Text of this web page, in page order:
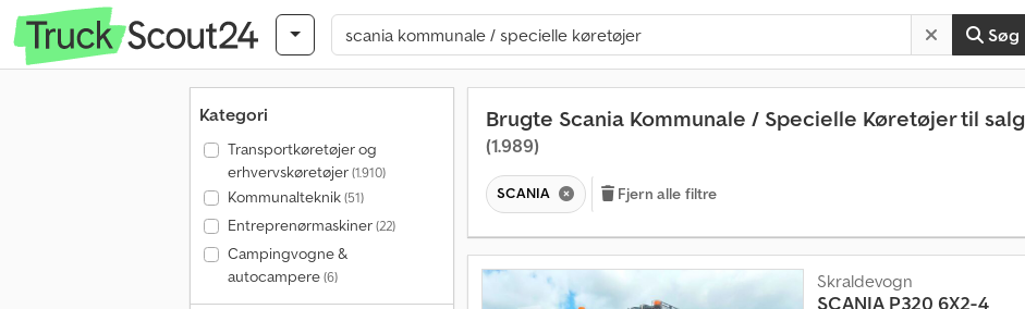
Søg
Kategori
Transportkøretøjer og
erhvervskøretøjer(1.910)
Kommunalteknik(51)
Entreprenørmaskiner(22)
Campingvogne &
autocampere(6)
Brugte Scania Kommunale / Specielle Køretøjer til salg
(1.989)
SCANIA Fjern alle filtre
Skraldevogn
SCANIA P320 6X2-4